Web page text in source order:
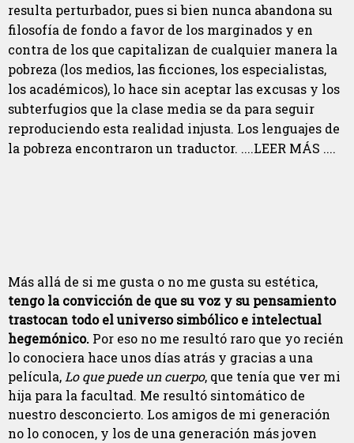
resulta perturbador, pues si bien nunca abandona su
filosofía de fondo a favor de los marginados y en
contra de los que capitalizan de cualquier manera la
pobreza (los medios, las ficciones, los especialistas,
los académicos), lo hace sin aceptar las excusas y los
subterfugios que la clase media se da para seguir
reproduciendo esta realidad injusta. Los lenguajes de
la pobreza encontraron un traductor. ....LEER MÁS ....
Más allá de si me gusta o no me gusta su estética,
tengo la convicción de que su voz y su pensamiento
trastocan todo el universo simbólico e intelectual
hegemónico. Por eso no me resultó raro que yo recién
lo conociera hace unos días atrás y gracias a una
película,Lo que puede un cuerpo, que tenía que ver mi
hija para la facultad. Me resultó sintomático de
nuestro desconcierto. Los amigos de mi generación
no lo conocen, y los de una generación más joven